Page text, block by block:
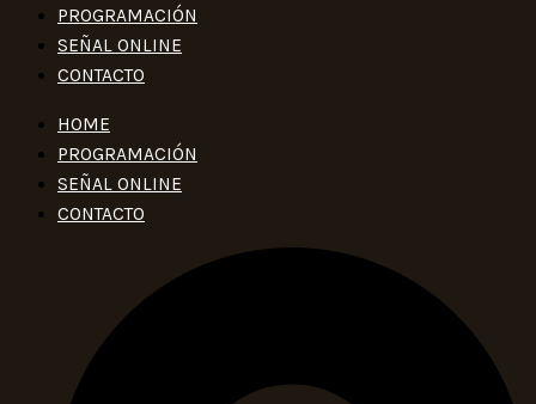
PROGRAMACIÓN
SEÑAL ONLINE
CONTACTO
HOME
PROGRAMACIÓN
SEÑAL ONLINE
CONTACTO